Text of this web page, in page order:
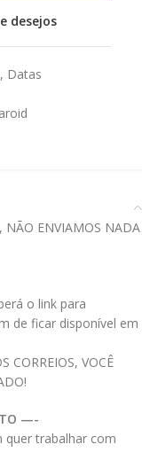
desejos
, Datas
, NÃO ENVIAMOS NADA
o link para
de ficar disponível em
CORREIOS, VOCÊ
—-
quer trabalhar com